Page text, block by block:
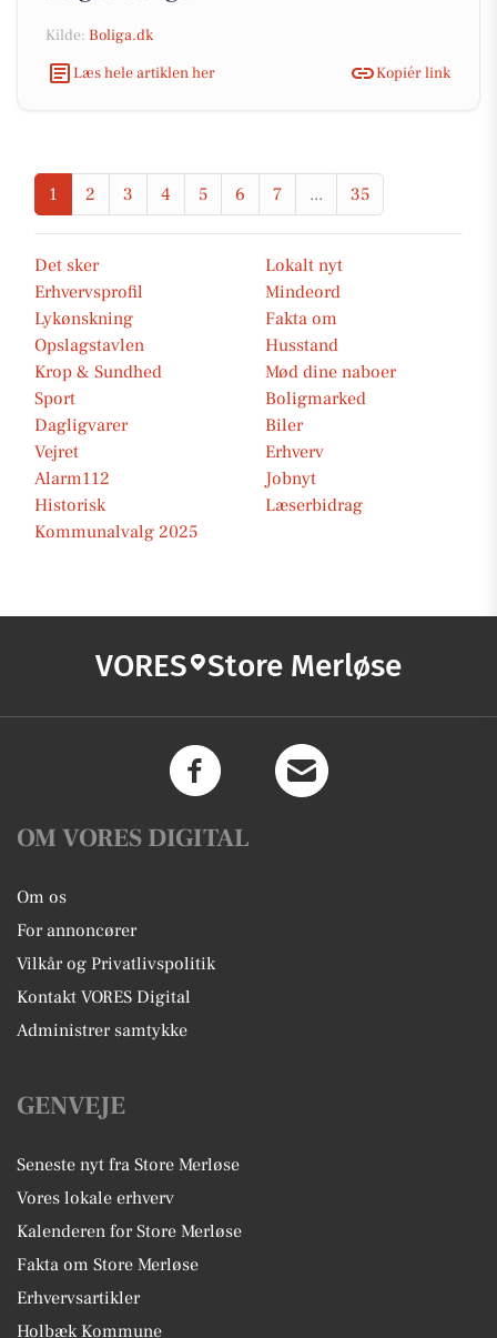
Kilde: Boliga.dk
Læs hele artiklen her
Kopiér link
1 2 3 4 5 6 7 ... 35
Det sker
Lokalt nyt
Erhvervsprofil
Mindeord
Lykønskning
Fakta om
Opslagstavlen
Husstand
Krop & Sundhed
Mød dine naboer
Sport
Boligmarked
Dagligvarer
Biler
Vejret
Erhverv
Alarm112
Jobnyt
Historisk
Læserbidrag
Kommunalvalg 2025
VORES Store Merløse
OM VORES DIGITAL
Om os
For annoncører
Vilkår og Privatlivspolitik
Kontakt VORES Digital
Administrer samtykke
GENVEJE
Seneste nyt fra Store Merløse
Vores lokale erhverv
Kalenderen for Store Merløse
Fakta om Store Merløse
Erhvervsartikler
Holbæk Kommune